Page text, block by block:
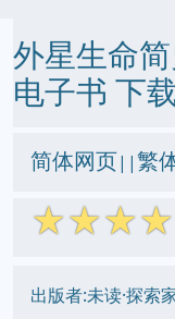
外星生命
电子书 下
简体网页||繁
☆☆☆☆
出版者:未读·探索